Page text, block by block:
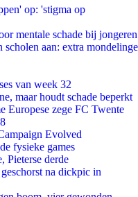
op: 'stigma op
mentale schade bij jongeren
aan: extra mondelinge
van week 32
maar houdt schade beperkt
Europese zege FC Twente
Evolved
fysieke games
Pieterse derde
na dickpic in